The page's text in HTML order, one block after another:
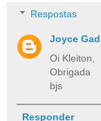
Respostas
Joyce
Oi Kleiton,
Obrigada
bjs
Responder